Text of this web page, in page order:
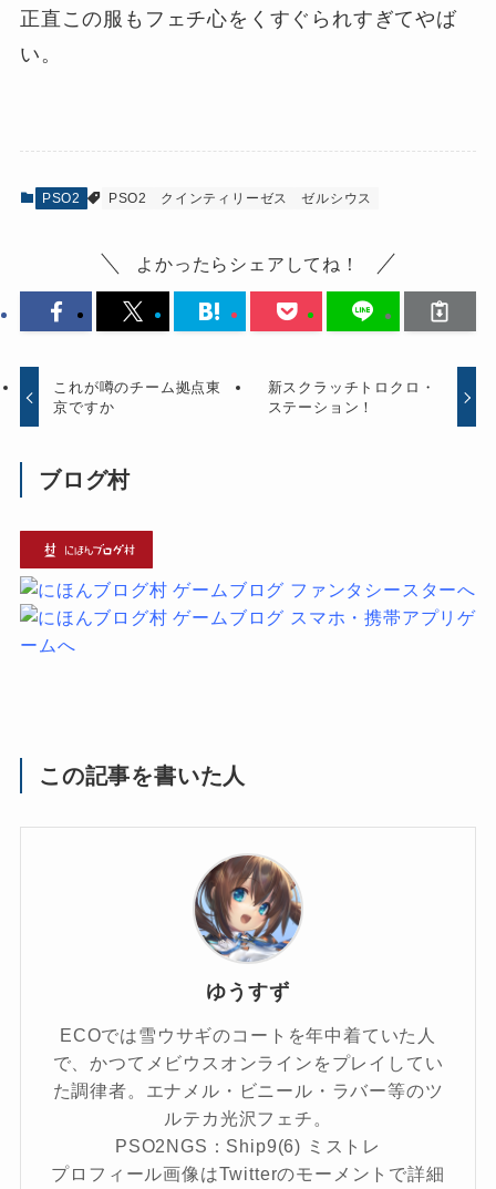
正直この服もフェチ心をくすぐられすぎてやば
い。
PSO2 PSO2 クインティリーゼス ゼルシウス
よかったらシェアしてね！
これが噂のチーム拠点東
京ですか
新スクラッチトロクロ・
ステーション！
ブログ村
この記事を書いた人
ゆうすず
ECOでは雪ウサギのコートを年中着ていた人
で、かつてメビウスオンラインをプレイしてい
た調律者。エナメル・ビニール・ラバー等のツ
ルテカ光沢フェチ。
PSO2NGS：Ship9(6) ミストレ
プロフィール画像はTwitterのモーメントで詳細